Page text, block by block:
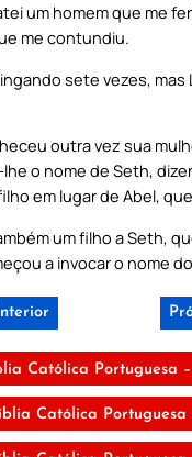
um homem que me
me contundiu.
sete vezes,
outra vez sua
o nome de Seth,
em lugar de Abel,
um filho a Seth,
a invocar o nome
Católica Portuguesa
Católica Portuguesa